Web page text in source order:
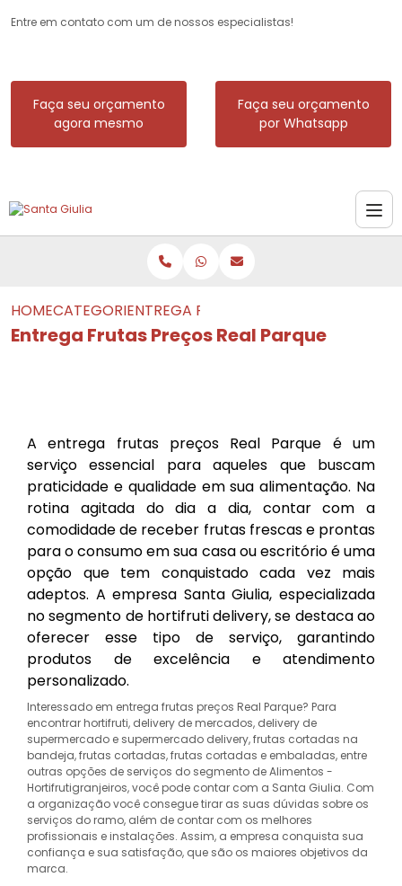
Entre em contato com um de nossos especialistas!
Faça seu orçamento
agora mesmo
Faça seu orçamento
por Whatsapp
HOMECATEGORIASENTREGA FRUTAS PREÇOS REAL
Entrega Frutas Preços Real Parque
A entrega frutas preços Real Parque é um
serviço essencial para aqueles que buscam
praticidade e qualidade em sua alimentação. Na
rotina agitada do dia a dia, contar com a
comodidade de receber frutas frescas e prontas
para o consumo em sua casa ou escritório é uma
opção que tem conquistado cada vez mais
adeptos. A empresa Santa Giulia, especializada
no segmento de hortifruti delivery, se destaca ao
oferecer esse tipo de serviço, garantindo
produtos de excelência e atendimento
personalizado.
Interessado em entrega frutas preços Real Parque? Para
encontrar hortifruti, delivery de mercados, delivery de
supermercado e supermercado delivery, frutas cortadas na
bandeja, frutas cortadas, frutas cortadas e embaladas, entre
outras opções de serviços do segmento de Alimentos -
Hortifrutigranjeiros, você pode contar com a Santa Giulia. Com
a organização você consegue tirar as suas dúvidas sobre os
serviços do ramo, além de contar com os melhores
profissionais e instalações. Assim, a empresa conquista sua
confiança e sua satisfação, que são os maiores objetivos da
marca.